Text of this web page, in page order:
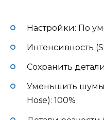
Настройки: По
Интенсивность
Сохранить
Уменьшить шумы
Hose): 100%